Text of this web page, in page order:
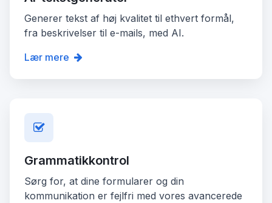
Generer tekst af høj kvalitet til ethvert formål,
fra beskrivelser til e-mails, med AI.
Lær mere
Grammatikkontrol
Sørg for, at dine formularer og din
kommunikation er fejlfri med vores avancerede